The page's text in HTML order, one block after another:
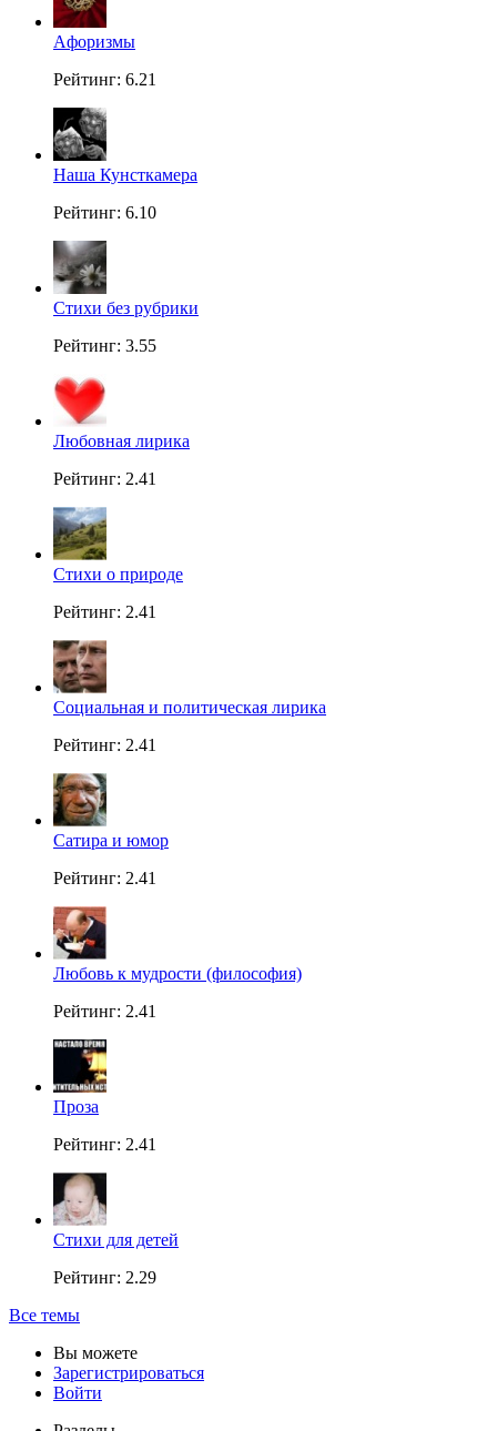
Aфоризмы
Рейтинг: 6.21
Наша Кунсткамера
Рейтинг: 6.10
Стихи без рубрики
Рейтинг: 3.55
Любовная лирика
Рейтинг: 2.41
Стихи о природе
Рейтинг: 2.41
Социальная и политическая лирика
Рейтинг: 2.41
Сатира и юмор
Рейтинг: 2.41
Любовь к мудрости (философия)
Рейтинг: 2.41
Проза
Рейтинг: 2.41
Стихи для детей
Рейтинг: 2.29
Все темы
Вы можете
Зарегистрироваться
Войти